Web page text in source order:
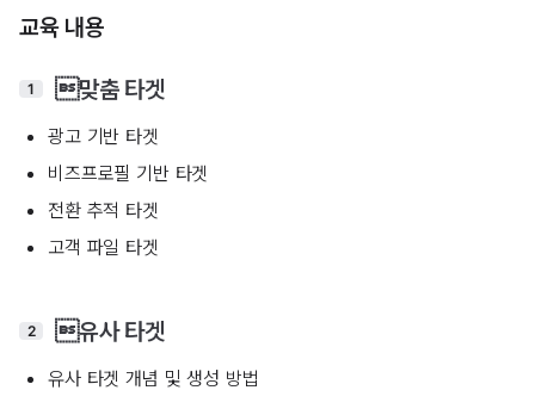
교육 내용
1 맞춤 타겟
광고 기반 타겟
비즈프로필 기반 타겟
전환 추적 타겟
고객 파일 타겟
2 유사 타겟
유사 타겟 개념 및 생성 방법